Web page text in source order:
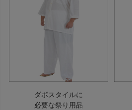
ダボスタイルに
必要な祭り用品